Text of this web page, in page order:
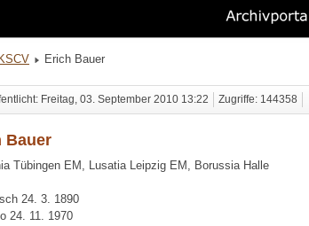
Erich Bauer
Freitag, 03. September 2010 13:22 Zugriffe: 144358
Bauer
Tübingen EM, Lusatia Leipzig EM, Borussia Halle
24. 3. 1890
24. 11. 1970